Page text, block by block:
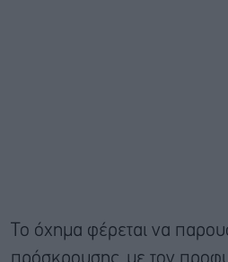
Το όχημα φέρεται να
πρόσκρουσης, με τον